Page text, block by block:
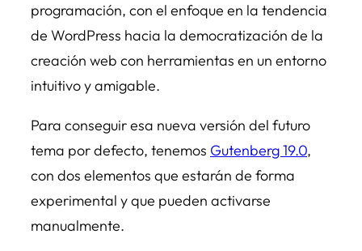
programación, con el enfoque en la tendencia
de WordPress hacia la democratización de la
creación web con herramientas en un entorno
intuitivo y amigable.
Para conseguir esa nueva versión del futuro
tema por defecto, tenemos Gutenberg 19.0,
con dos elementos que estarán de forma
experimental y que pueden activarse
manualmente.